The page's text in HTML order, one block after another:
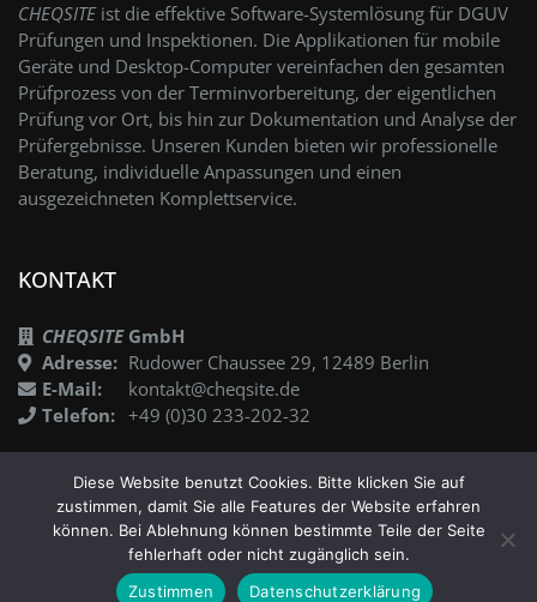
CHEQSITEist die effektive Software-Systemlösung für DGUV
Prüfungen und Inspektionen. Die Applikationen für mobile
Geräte und Desktop-Computer vereinfachen den gesamten
Prüfprozess von der Terminvorbereitung, der eigentlichen
Prüfung vor Ort, bis hin zur Dokumentation und Analyse der
Prüfergebnisse. Unseren Kunden bieten wir professionelle
Beratung, individuelle Anpassungen und einen
ausgezeichneten Komplettservice.
KONTAKT
CHEQSITEGmbH
Adresse: Rudower Chaussee 29, 12489 Berlin
E-Mail:
kontakt@cheqsite.de
Telefon: +49 (0)30 233-202-32
CHEQSITE Impressum Datenschutz
Diese Website benutzt Cookies. Bitte klicken Sie auf
zustimmen, damit Sie alle Features der Website erfahren
können. Bei Ablehnung können bestimmte Teile der Seite
fehlerhaft oder nicht zugänglich sein.
Zustimmen
Datenschutzerklärung